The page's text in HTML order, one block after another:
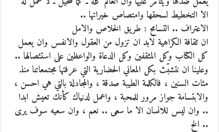
الا التخطيط لسحقها وامتصاص خيراتها ..
الاعتراف .. التسامح : طريق الخلاص والامل
ان ثقافة الكراهية لابد ان تزول من العقول والانفس وان يعمل
كل الكتاب وكل المثقفين وكل الدعاة والواعظين على استئصالها ..
وعلينا ان نتشبّث بكل المعاني الحضارية التي عرفتها مجتمعاتنا منذ
مئات السنين ، فالكلمة الطيبة صدقة ، والمجادلة بالتي هي احسن ،
والابتسامة جواز مرور للمحبة ، واعمل لدنياك كأنك تعيش ابدا
.. وان ليس للانسان الا ما سعى .. نعم ، وان سعيه سوف يرى
.. الخ